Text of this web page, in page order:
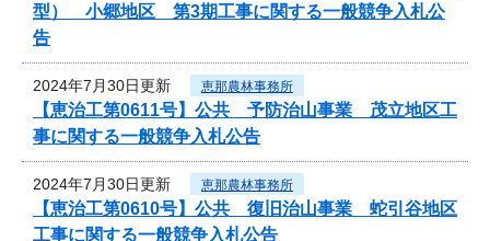
型） 小郷地区 第3期工事に関する一般競争入札公
告
2024年7月30日更新 恵那農林事務所
【恵治工第0611号】公共 予防治山事業 茂立地区工
事に関する一般競争入札公告
2024年7月30日更新 恵那農林事務所
【恵治工第0610号】公共 復旧治山事業 蛇引谷地区
工事に関する一般競争入札公告